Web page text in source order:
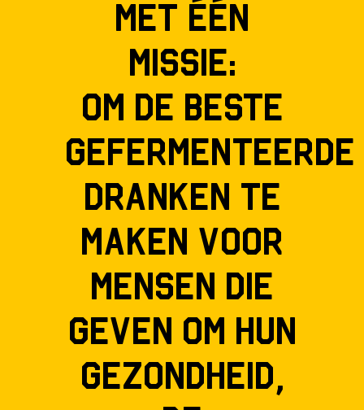
met één
missie:
Om de beste
gefermenteerde
dranken te
maken voor
mensen die
geven om hun
gezondheid,